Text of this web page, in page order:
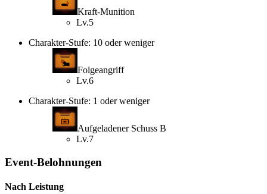
Kraft-Munition
Lv.5
Charakter-Stufe: 10 oder weniger
Folgeangriff
Lv.6
Charakter-Stufe: 1 oder weniger
Aufgeladener Schuss B
Lv.7
Event-Belohnungen
Nach Leistung